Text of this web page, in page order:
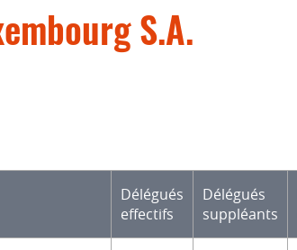
S.A.
Délégués
effectifs
Délégués
suppléants